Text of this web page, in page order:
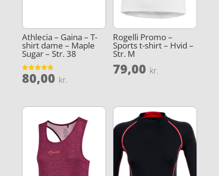
Athlecia – Gaina – T-
shirt dame – Maple
Sugar – Str. 38
Vurderet
4.8
80,00 kr.
Rogelli Promo –
Sports t-shirt – Hvid –
Str. M
79,00 kr.